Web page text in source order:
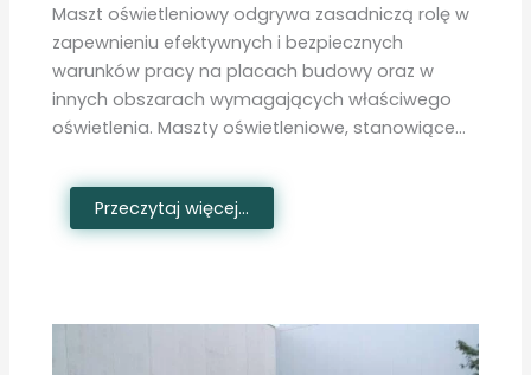
Maszt oświetleniowy odgrywa zasadniczą rolę w
zapewnieniu efektywnych i bezpiecznych
warunków pracy na placach budowy oraz w
innych obszarach wymagających właściwego
oświetlenia. Maszty oświetleniowe, stanowiące…
Przeczytaj więcej...